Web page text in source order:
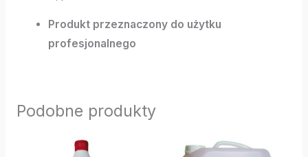
Produkt przeznaczony do użytku
profesjonalnego
Podobne produkty